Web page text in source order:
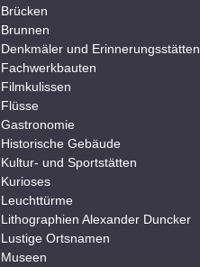
Brücken
Brunnen
Denkmäler und Erinnerungsstätten
Fachwerkbauten
Filmkulissen
Flüsse
Gastronomie
Historische Gebäude
Kultur- und Sportstätten
Kurioses
Leuchttürme
Lithographien Alexander Duncker
Lustige Ortsnamen
Museen